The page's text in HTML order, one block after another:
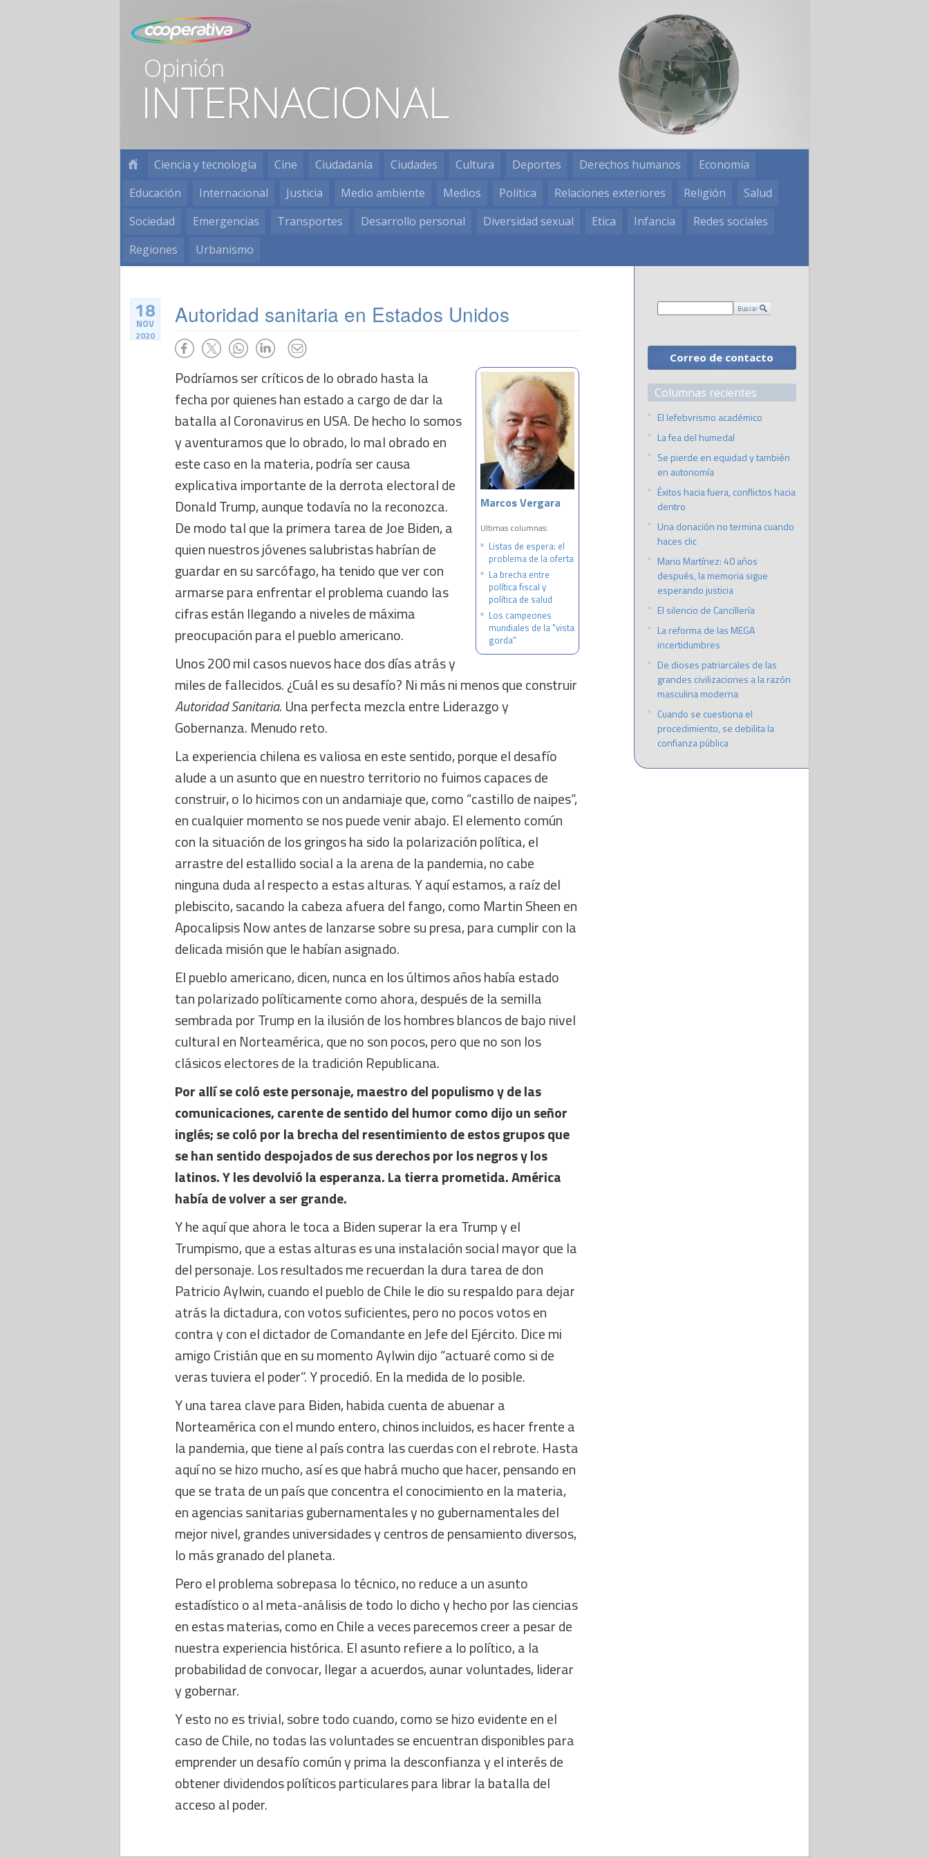
Ciencia y tecnología Cine Ciudadanía Ciudades Cultura Deportes Derechos humanos
Economía
Educación
Internacional Justicia Medio ambiente Medios Política Relaciones exteriores Religión
Salud
Sociedad
Emergencias Transportes Desarrollo personal Diversidad sexual Etica Infancia
Redes sociales
Regiones
Urbanismo
18
NOV
2020
Autoridad sanitaria en Estados Unidos
Marcos Vergara
Ultimas columnas:
Listas de espera: el
problema de la oferta
La brecha entre
política fiscal y
política de salud
Los campeones
mundiales de la "vista
gorda"
Podríamos ser críticos de lo obrado hasta la
fecha por quienes han estado a cargo de dar la
batalla al Coronavirus en USA. De hecho lo somos
y aventuramos que lo obrado, lo mal obrado en
este caso en la materia, podría ser causa
explicativa importante de la derrota electoral de
Donald Trump, aunque todavía no la reconozca.
De modo tal que la primera tarea de Joe Biden, a
quien nuestros jóvenes salubristas habrían de
guardar en su sarcófago, ha tenido que ver con
armarse para enfrentar el problema cuando las
cifras están llegando a niveles de máxima
preocupación para el pueblo americano.
Unos 200 mil casos nuevos hace dos días atrás y
miles de fallecidos. ¿Cuál es su desafío? Ni más ni menos que construir
Autoridad Sanitaria. Una perfecta mezcla entre Liderazgo y
Gobernanza. Menudo reto.
La experiencia chilena es valiosa en este sentido, porque el desafío
alude a un asunto que en nuestro territorio no fuimos capaces de
construir, o lo hicimos con un andamiaje que, como “castillo de naipes”,
en cualquier momento se nos puede venir abajo. El elemento común
con la situación de los gringos ha sido la polarización política, el
arrastre del estallido social a la arena de la pandemia, no cabe
ninguna duda al respecto a estas alturas. Y aquí estamos, a raíz del
plebiscito, sacando la cabeza afuera del fango, como Martin Sheen en
Apocalipsis Now antes de lanzarse sobre su presa, para cumplir con la
delicada misión que le habían asignado.
El pueblo americano, dicen, nunca en los últimos años había estado
tan polarizado políticamente como ahora, después de la semilla
sembrada por Trump en la ilusión de los hombres blancos de bajo nivel
cultural en Norteamérica, que no son pocos, pero que no son los
clásicos electores de la tradición Republicana.
Por allí se coló este personaje, maestro del populismo y de las
comunicaciones, carente de sentido del humor como dijo un señor
inglés; se coló por la brecha del resentimiento de estos grupos que
se han sentido despojados de sus derechos por los negros y los
latinos. Y les devolvió la esperanza. La tierra prometida. América
había de volver a ser grande.
Y he aquí que ahora le toca a Biden superar la era Trump y el
Trumpismo, que a estas alturas es una instalación social mayor que la
del personaje. Los resultados me recuerdan la dura tarea de don
Patricio Aylwin, cuando el pueblo de Chile le dio su respaldo para dejar
atrás la dictadura, con votos suficientes, pero no pocos votos en
contra y con el dictador de Comandante en Jefe del Ejército. Dice mi
amigo Cristián que en su momento Aylwin dijo “actuaré como si de
veras tuviera el poder”. Y procedió. En la medida de lo posible.
Y una tarea clave para Biden, habida cuenta de abuenar a
Norteamérica con el mundo entero, chinos incluidos, es hacer frente a
la pandemia, que tiene al país contra las cuerdas con el rebrote. Hasta
aquí no se hizo mucho, así es que habrá mucho que hacer, pensando en
que se trata de un país que concentra el conocimiento en la materia,
en agencias sanitarias gubernamentales y no gubernamentales del
mejor nivel, grandes universidades y centros de pensamiento diversos,
lo más granado del planeta.
Pero el problema sobrepasa lo técnico, no reduce a un asunto
estadístico o al meta-análisis de todo lo dicho y hecho por las ciencias
en estas materias, como en Chile a veces parecemos creer a pesar de
nuestra experiencia histórica. El asunto refiere a lo político, a la
probabilidad de convocar, llegar a acuerdos, aunar voluntades, liderar
y gobernar.
Y esto no es trivial, sobre todo cuando, como se hizo evidente en el
caso de Chile, no todas las voluntades se encuentran disponibles para
emprender un desafío común y prima la desconfianza y el interés de
obtener dividendos políticos particulares para librar la batalla del
acceso al poder.
Correo de contacto
Columnas recientes
El lefebvrismo académico
La fea del humedal
Se pierde en equidad y también
en autonomía
Éxitos hacia fuera, conflictos hacia
dentro
Una donación no termina cuando
haces clic
Mario Martínez: 40 años
después, la memoria sigue
esperando justicia
El silencio de Cancillería
La reforma de las MEGA
incertidumbres
De dioses patriarcales de las
grandes civilizaciones a la razón
masculina moderna
Cuando se cuestiona el
procedimiento, se debilita la
confianza pública